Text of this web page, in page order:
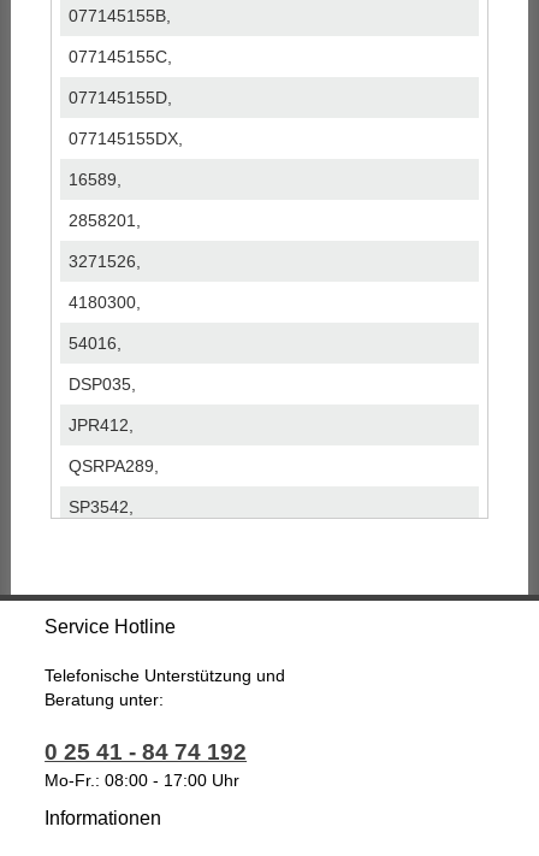
077145155B,
077145155C,
077145155D,
077145155DX,
16589,
2858201,
3271526,
4180300,
54016,
DSP035,
JPR412,
QSRPA289,
SP3542,
Service Hotline
Telefonische Unterstützung und
Beratung unter:
0 25 41 - 84 74 192
Mo-Fr.: 08:00 - 17:00 Uhr
Informationen